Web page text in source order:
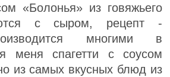
«Болонья» из говяжьего
с сыром, рецепт -
многими в
меня спагетти с соусом
из самых вкусных блюд из